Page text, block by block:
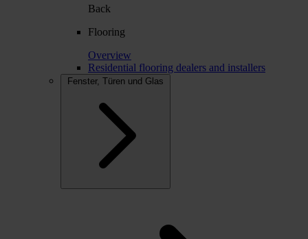
Back
Flooring
Overview
Residential flooring dealers and installers
Fenster, Türen und Glas